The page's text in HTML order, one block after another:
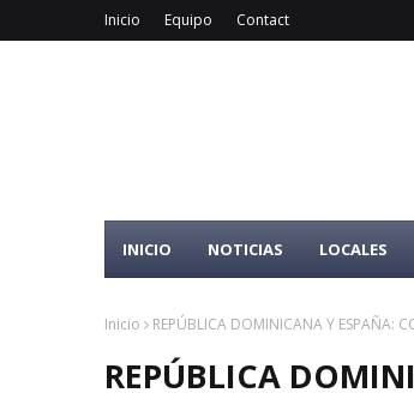
Inicio Equipo Contact
INICIO NOTICIAS LOCALES
Inicio REPÚBLICA DOMINICANA Y ESPAÑA:
REPÚBLICA